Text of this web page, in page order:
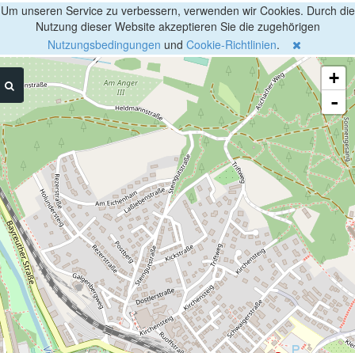
Um unseren Service zu verbessern, verwenden wir Cookies. Durch die
Nutzung dieser Website akzeptieren Sie die zugehörigen
Nutzungsbedingungen und Cookie-Richtlinien.
+
-